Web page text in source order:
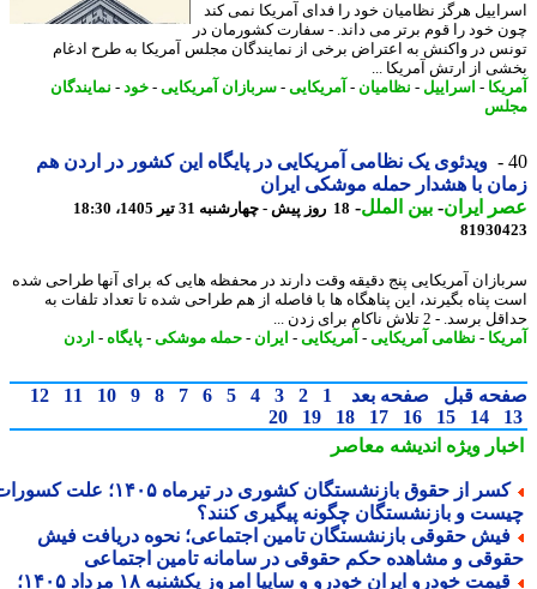
هرگز نظامیان خود را فدای آمریکا نمی کند
خود را قوم برتر می داند. - سفارت کشورمان در
در واکنش به اعتراض برخی از نمایندگان مجلس آمریکا به طرح ادغام
از ارتش آمریکا ...
- اسراییل -نظامیان-آمریکایی-سربازان آمریکایی-خود -نمایندگان
ویدئوی یک نظامی آمریکایی در پایگاه این کشور در اردن هم
با هشدار حمله موشکی ایران
ایران- بین الملل-18 روز پیش - چهارشنبه 31 تیر 1405، 18:30
آمریکایی پنج دقیقه وقت دارند در محفظه هایی که برای آنها طراحی شده
پناه بگیرند، این پناهگاه ها با فاصله از هم طراحی شده تا تعداد تلفات به
- 2 تلاش ناکام برای زدن ...
- نظامی آمریکایی-آمریکایی-ایران - حمله موشکی-پایگاه-اردن
قبل صفحه بعد 1
2
3
4
5
6
7
8
9
10
11
12
14
15
16
17
18
19
20
ویژهاندیشه معاصر
کسر از حقوق بازنشستگان کشوری در تیرماه ۱۴۰۵؛ علت کسورات
و بازنشستگان چگونه پیگیری کنند؟
حقوقی بازنشستگان تامین اجتماعی؛ نحوه دریافت فیش
و مشاهده حکم حقوقی در سامانه تامین اجتماعی
قیمت خودرو ایران خودرو و سایپا امروز یکشنبه ۱۸ مرداد ۱۴۰۵؛